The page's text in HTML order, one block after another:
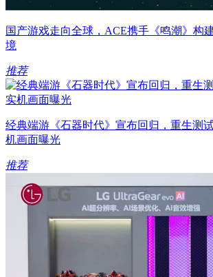
国产游戏走向全球，ACE携手《鸣潮》构
境
推荐
经典端游《石器时代》宣布回归，重生测
机画面曝光
推荐